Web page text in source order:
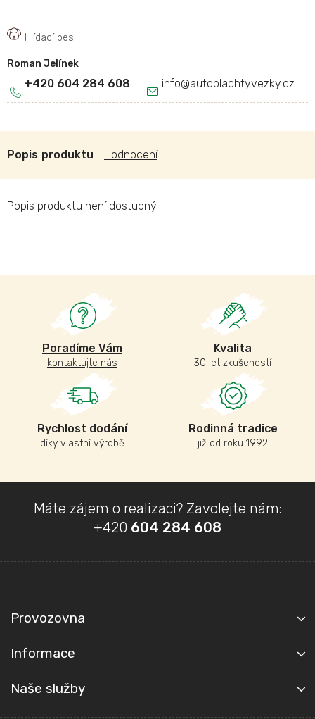
Roman Jelínek
info@autoplachtyvezky.cz
+420 604 284 608
Poradíme Vám
kontaktujte nás
Kvalita
30 let zkušeností
Rychlost dodání
díky vlastní výrobě
Rodinná tradice
již od roku 1992
Popis Hodnocení
Popis produktu není dostupný
a
Máte zájem o realizaci? Zavolejte nám:
+420 604 284 608
Provozovna
Informace
Naše služby